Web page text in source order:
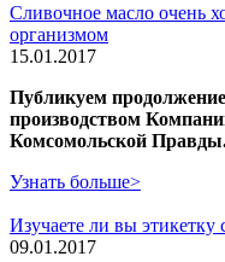
Сливочное масло очень
организмом
15.01.2017
Публикуем
производством
Комсомольской
Узнать больше>
Изучаете ли вы этикетку
09.01.2017